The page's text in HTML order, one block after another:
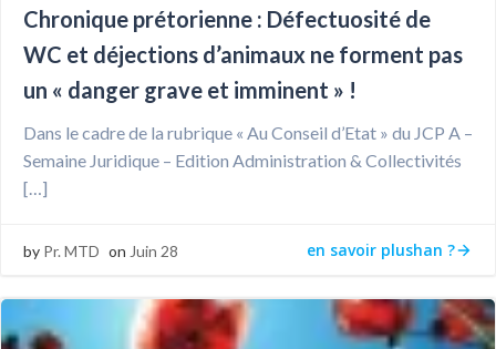
Chronique prétorienne : Défectuosité de
WC et déjections d’animaux ne forment pas
un « danger grave et imminent » !
Dans le cadre de la rubrique « Au Conseil d’Etat » du JCP A –
Semaine Juridique – Edition Administration & Collectivités
[…]
by Pr. MTD on Juin 28 en savoir plushan ?